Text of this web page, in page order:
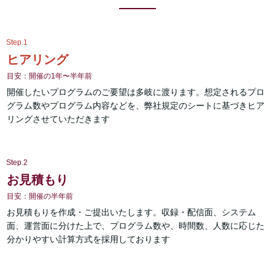
Step.1
ヒアリング
目安：開催の1年〜半年前
開催したいプログラムのご要望は多岐に渡ります。想定されるプロ
グラム数やプログラム内容などを、弊社規定のシートに基づきヒア
リングさせていただきます
Step.2
お見積もり
目安：開催の半年前
お見積もりを作成・ご提出いたします。収録・配信面、システム
面、運営面に分けた上で、プログラム数や、時間数、人数に応じた
分かりやすい計算方式を採用しております